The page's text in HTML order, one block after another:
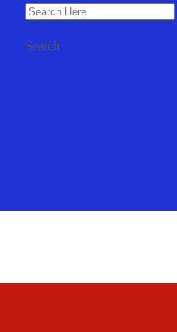
Search